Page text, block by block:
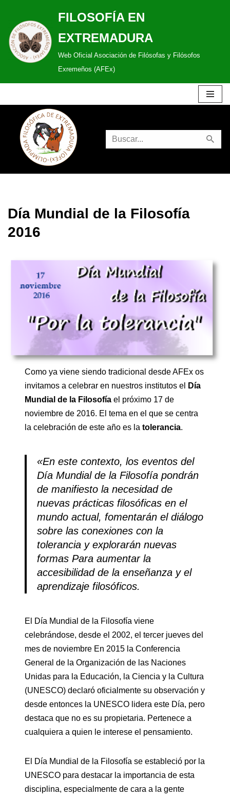
Saltar
al
contenido
FILOSOFÍA EN
EXTREMADURA
Web Oficial Asociación de Filósofas y Filósofos
Exremeños (AFEx)
Día Mundial de la Filosofía
2016
Como ya viene siendo tradicional desde AFEx os
invitamos a celebrar en nuestros institutos el
Día
Mundial de la Filosofía el próximo 17 de
noviembre de 2016. El tema en el que se centra
la celebración de este año es latolerancia.
«En este contexto, los eventos del
Día Mundial de la Filosofía pondrán
de manifiesto la necesidad de
nuevas prácticas filosóficas en el
mundo actual, fomentarán el diálogo
sobre las conexiones con la
tolerancia y explorarán nuevas
formas Para aumentar la
accesibilidad de la enseñanza y el
aprendizaje filosóficos.
El Día Mundial de la Filosofía viene
celebrándose, desde el 2002, el tercer jueves del
mes de noviembre En 2015 la Conferencia
General de la Organización de las Naciones
Unidas para la Educación, la Ciencia y la Cultura
(UNESCO) declaró oficialmente su observación y
desde entonces la UNESCO lidera este Día, pero
destaca que no es su propietaria. Pertenece a
cualquiera a quien le interese el pensamiento.
El Día Mundial de la Filosofía se estableció por la
UNESCO para destacar la importancia de esta
disciplina, especialmente de cara a la gente